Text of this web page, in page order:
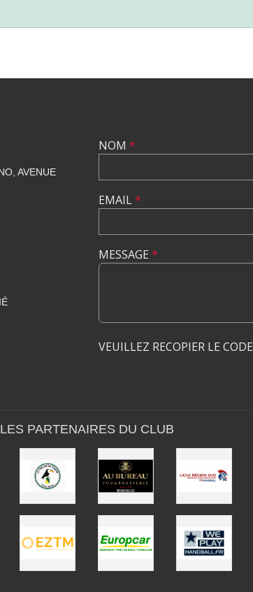
AVENUE
NOM *
EMAIL*
MESSAGE *
VEUILLEZ RECOPIER LE CODE
LES PARTENAIRES DU CLUB